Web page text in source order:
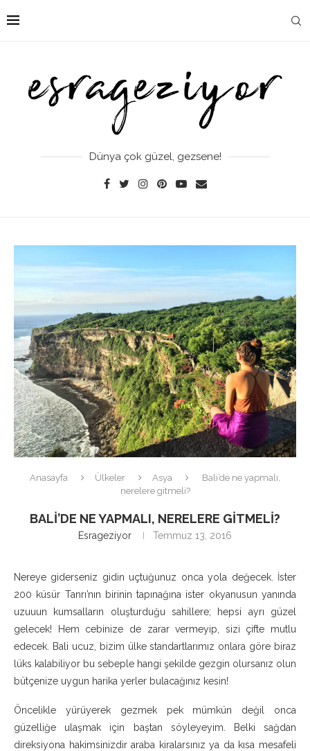
Dünya çok güzel, gezsene!
Anasayfa Ülkeler Asya
Bali’de ne yapmalı,
nerelere gitmeli?
BALI’DE NE YAPMALI, NERELERE GITMELI?
Esrageziyor Temmuz 13, 2016
Nereye giderseniz gidin uçtuğunuz onca yola değecek. İster
200 küsür Tanrı’nın birinin tapınağına ister okyanusun yanında
uzuuun kumsalların oluşturduğu sahillere; hepsi ayrı güzel
gelecek! Hem cebinize de zarar vermeyip, sizi çifte mutlu
edecek. Bali ucuz, bizim ülke standartlarımız onlara göre biraz
lüks kalabiliyor bu sebeple hangi şekilde gezgin olursanız olun
bütçenize uygun harika yerler bulacağınız kesin!
Öncelikle yürüyerek gezmek pek mümkün değil onca
güzelliğe ulaşmak için baştan söyleyeyim. Belki sağdan
direksiyona hakimsinizdir araba kiralarsınız ya da kısa mesafeli